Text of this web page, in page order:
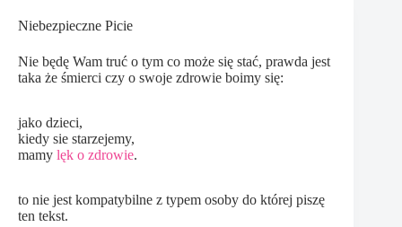
Niebezpieczne Picie
Nie będę Wam truć o tym co może się stać, prawda jest
taka że śmierci czy o swoje zdrowie boimy się:
jako dzieci,
kiedy sie starzejemy,
mamy lęk o zdrowie.
to nie jest kompatybilne z typem osoby do której piszę
ten tekst.